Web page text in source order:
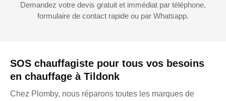
SOS chauffagiste pour tous vos besoins
en chauffage à Tildonk
Chez Plomby, nous réparons toutes les marques de
Demandez votre devis gratuit et immédiat par téléphone,
formulaire de contact rapide ou par Whatsapp.